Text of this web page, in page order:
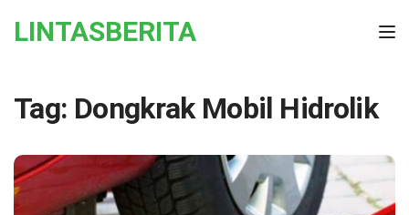
LINTASBERITA
Tag: Dongkrak Mobil Hidrolik